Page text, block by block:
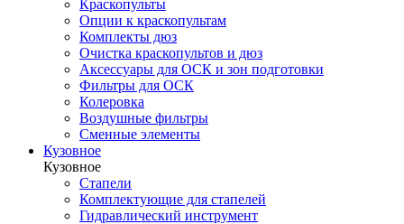
Краскопульты
Опции к краскопультам
Комплекты дюз
Очистка краскопультов и дюз
Аксессуары для ОСК и зон подготовки
Фильтры для ОСК
Колеровка
Воздушные фильтры
Сменные элементы
Кузовное
Кузовное
Стапели
Комплектующие для стапелей
Гидравлический инструмент